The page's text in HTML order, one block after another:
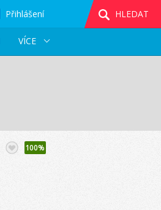
Přihlášení
HLEDAT
VÍCE
100%